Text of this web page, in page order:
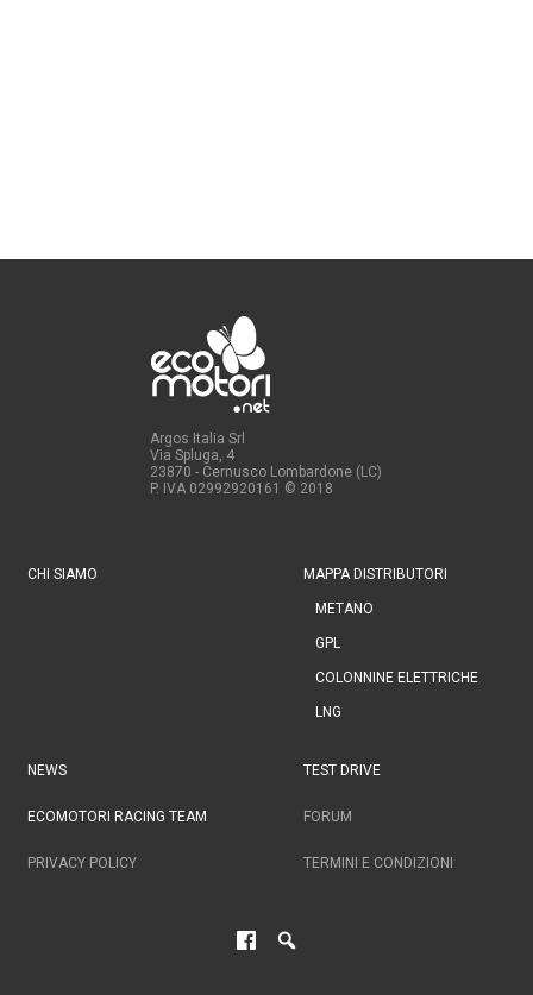
Argos Italia Srl
Via Spluga, 4
23870 - Cernusco Lombardone (LC)
P. IVA 02992920161 © 2018
CHI SIAMO MAPPA DISTRIBUTORI
METANO
GPL
COLONNINE ELETTRICHE
LNG
NEWS TEST DRIVE
ECOMOTORI RACING TEAM FORUM
PRIVACY POLICY TERMINI E CONDIZIONI